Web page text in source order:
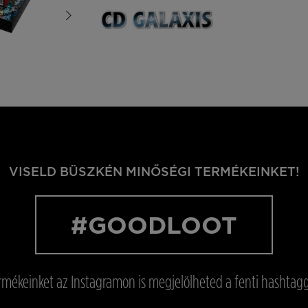
VISELD BÜSZKÉN MINŐSÉGI TERMÉKEINKET!
#GOODLOOT
az Instagramon is megjelölheted a fenti